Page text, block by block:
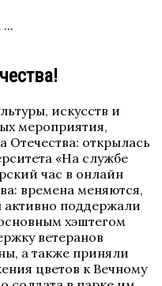
искусств и
мероприятия,
открылась
«На службе
час в онлайн
времена меняются,
активно поддержали
хэштегом
ветеранов
а также приняли
цветов к Вечному